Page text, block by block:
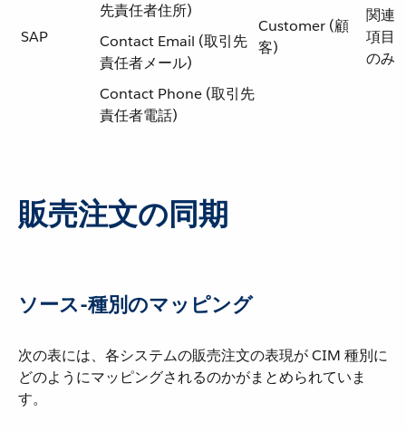
SAP
先責任者住所)
Contact Email (取引先
責任者メール)
Contact Phone (取引先
責任者電話)
Customer (顧
客)
関連
項目
のみ
販売注文の同期
ソース-種別のマッピング
次の表には、各システムの販売注文の表現が CIM 種別に
どのようにマッピングされるのかがまとめられていま
す。